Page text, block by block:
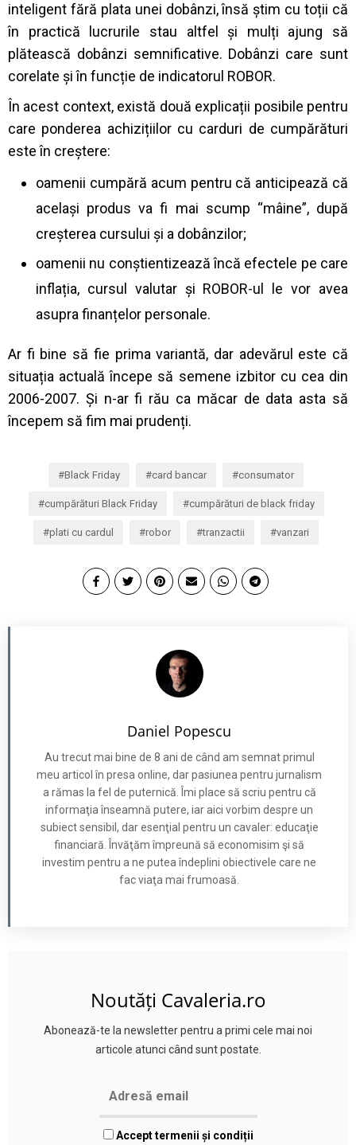
inteligent fără plata unei dobânzi, însă știm cu toții că
în practică lucrurile stau altfel și mulți ajung să
plătească dobânzi semnificative. Dobânzi care sunt
corelate și în funcție de indicatorul ROBOR.
În acest context, există două explicații posibile pentru
care ponderea achizițiilor cu carduri de cumpărături
este în creștere:
oamenii cumpără acum pentru că anticipează că
același produs va fi mai scump “mâine”, după
creșterea cursului și a dobânzilor;
oamenii nu conștientizează încă efectele pe care
inflația, cursul valutar și ROBOR-ul le vor avea
asupra finanțelor personale.
Ar fi bine să fie prima variantă, dar adevărul este că
situația actuală începe să semene izbitor cu cea din
2006-2007. Și n-ar fi rău ca măcar de data asta să
începem să fim mai prudenți.
Black Friday card bancar consumator
cumpărături Black Friday cumpărături de black friday
plati cu cardul robor tranzactii vanzari
Daniel Popescu
Au trecut mai bine de 8 ani de când am semnat primul
meu articol în presa online, dar pasiunea pentru jurnalism
a rămas la fel de puternică. Îmi place să scriu pentru că
informaţia înseamnă putere, iar aici vorbim despre un
subiect sensibil, dar esenţial pentru un cavaler: educaţie
financiară. Învăţăm împreună să economisim şi să
investim pentru a ne putea îndeplini obiectivele care ne
fac viaţa mai frumoasă.
Noutăți Cavaleria.ro
Abonează-te la newsletter pentru a primi cele mai noi
articole atunci când sunt postate.
Accept termenii și condiții